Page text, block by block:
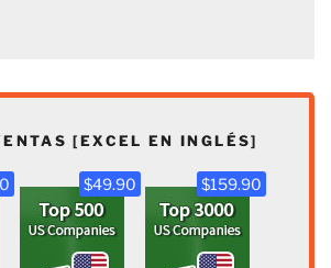
[EXCEL EN INGLÉS]
$49.90 $159.90